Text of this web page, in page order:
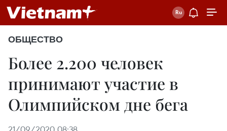
ОБЩЕСТВО
Более 2.200 человек
принимают участие в
Олимпийском дне бега